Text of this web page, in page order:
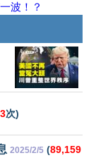
波！？
次)
2025/2/5 (89,159